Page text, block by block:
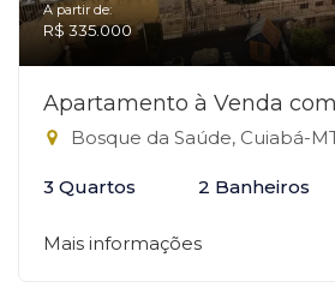
A partir de:
R$ 335.000
Apartamento à Venda
Bosque da Saúde, Cuiabá-
3 Quartos 2 Banheiros
Mais informações